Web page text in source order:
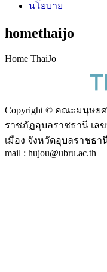
นโยบาย
homethaijo
Home ThaiJo
Copyright © คณะมนุษย
ราชภัฏอุบลราชธานี เล
เมือง จังหวัดอุบลราชธานี
mail : hujou@ubru.ac.th